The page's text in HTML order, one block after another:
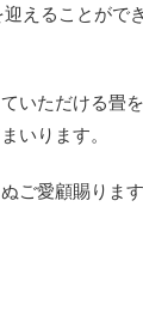
えることがで
いただける畳
いります。
ご愛顧賜りま